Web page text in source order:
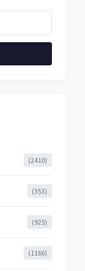
(2410)
(353)
(925)
(1166)